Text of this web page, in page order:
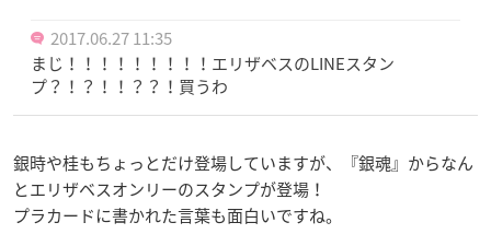
2017.06.27 11:35
まじ！！！！！！！！！エリザベスのLINEスタン
プ？！？！！？？！買うわ
銀時や桂もちょっとだけ登場していますが、『銀魂』からなん
とエリザベスオンリーのスタンプが登場！
プラカードに書かれた言葉も面白いですね。